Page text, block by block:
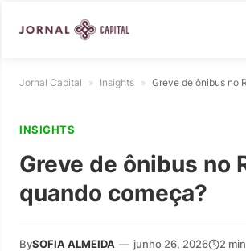
Jornal Capital » Insights » Greve de ônibus no
INSIGHTS
Greve de ônibus no
quando começa?
BySOFIA ALMEIDA — junho 26, 2026 2